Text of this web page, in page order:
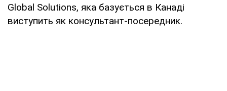
Global Solutions, яка базується в Канаді
виступить як консультант-посередник.